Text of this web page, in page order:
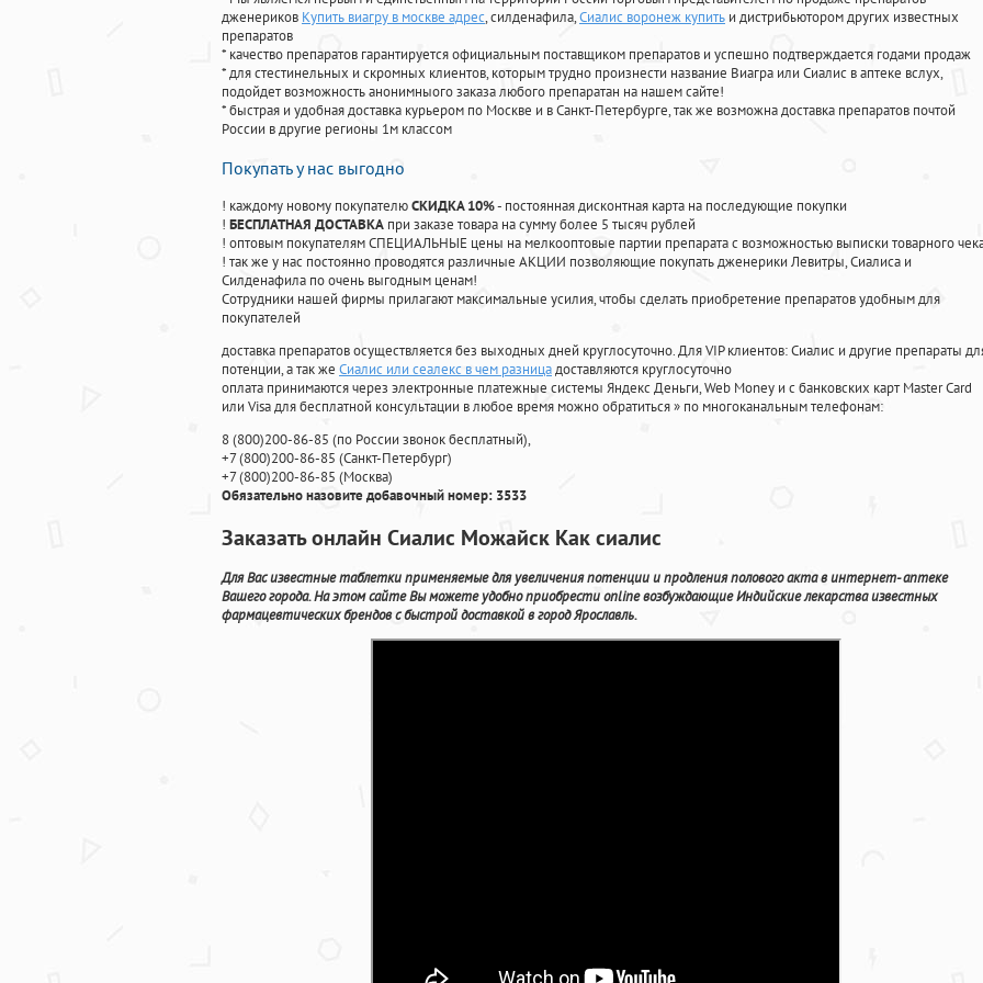
дженериков Купить виагру в москве адрес, силденафила,Сиалис воронеж купить и дистрибьютором других известных
препаратов
* качество препаратов гарантируется официальным поставщиком препаратов и успешно подтверждается годами продаж
* для стестинельных и скромных клиентов, которым трудно произнести название Виагра или Сиалис в аптеке вслух,
подойдет возможность анонимныого заказа любого препаратан на нашем сайте!
* быстрая и удобная доставка курьером по Москве и в Санкт-Петербурге, так же возможна доставка препаратов почтой
России в другие регионы 1м классом
Покупать у нас выгодно
! каждому новому покупателюСКИДКА 10%- постоянная дисконтная карта на последующие покупки
! БЕСПЛАТНАЯ ДОСТАВКА при заказе товара на сумму более 5 тысяч рублей
! оптовым покупателям СПЕЦИАЛЬНЫЕ цены на мелкооптовые партии препарата с возможностью выписки товарного
! так же у нас постоянно проводятся различные АКЦИИ позволяющие покупать дженерики Левитры, Сиалиса и
Силденафила по очень выгодным ценам!
Cотрудники нашей фирмы прилагают максимальные усилия, чтобы сделать приобретение препаратов удобным для
покупателей
доставка препаратов осуществляется без выходных дней круглосуточно. Для VIP клиентов: Сиалис и другие препараты
потенции, а так же Сиалис или сеалекс в чем разницадоставляются круглосуточно
оплата принимаются через электронные платежные системы Яндекс Деньги, Web Money и с банковских карт Master Card
или Visa для бесплатной консультации в любое время можно обратиться» по многоканальным телефонам:
8(800)200-86-85 (по России звонок бесплатный),
+7(800)200-86-85 (Санкт-Петербург)
+7(800)200-86-85 (Москва)
Обязательно назовите добавочный номер: 3533
Заказать онлайн Сиалис Можайск Как сиалис
Для Вас известные таблетки применяемые для увеличения потенции и продления полового акта в интернет- аптеке
Вашего города. На этом сайте Вы можете удобно приобрести online возбуждающие Индийские лекарства известных
фармацевтических брендов с быстрой доставкой в город Ярославль.